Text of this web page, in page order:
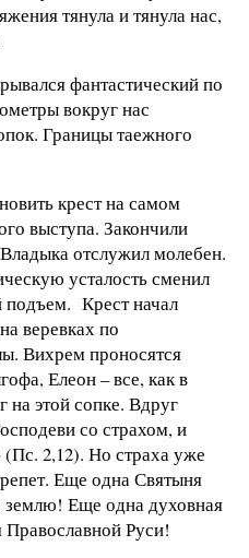
тянула и тянула нас,
фантастический по
вокруг нас
Границы таежного
крест на самом
выступа. Закончили
отслужил молебен.
усталость сменил
Крест начал
веревках по
Вихрем проносятся
Елеон – все, как в
этой сопке. Вдруг
со страхом, и
2,12). Но страха уже
Еще одна Святыня
землю! Еще одна духовная
Руси!